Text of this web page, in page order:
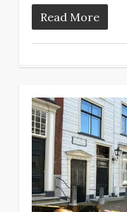
Read More